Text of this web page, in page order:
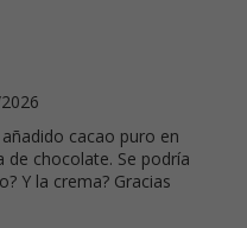
cacao puro en
chocolate. Se podría
Y la crema? Gracias